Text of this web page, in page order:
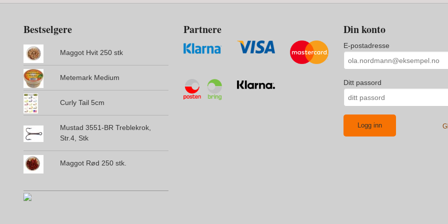
Bestselgere
Maggot Hvit 250 stk
Metemark Medium
Curly Tail 5cm
Mustad 3551-BR Treblekrok,
Str.4, Stk
Maggot Rød 250 stk.
Partnere Din konto
E-postadresse
Ditt passord